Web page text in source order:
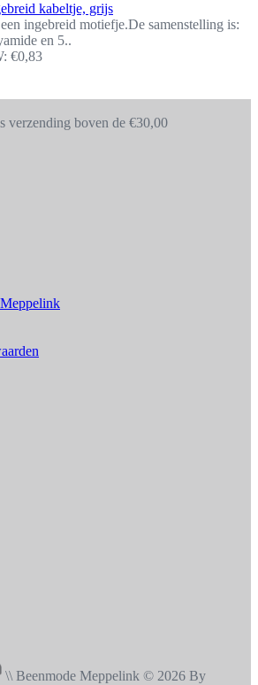
kabeltje, grijs
ingebreid motiefje.De samenstelling is:
en 5..
€0,83
verzending boven de €30,00
\\ Beenmode Meppelink © 2026 By